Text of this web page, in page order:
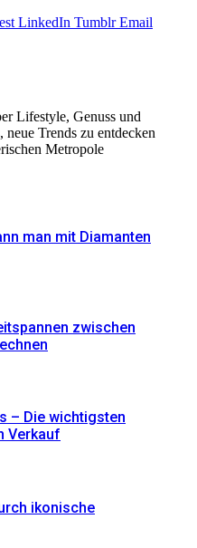
LinkedIn Tumblr Email
Lifestyle, Genuss und
Trends zu entdecken
Metropole
man mit Diamanten
zwischen
– Die wichtigsten
Verkauf
ikonische